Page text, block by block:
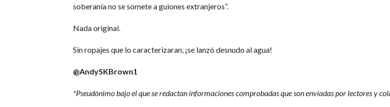
soberanía no se somete a guiones extranjeros”.
Nada original.
Sin ropajes que lo caracterizaran, ¡se lanzó desnudo al agua!
@AndySKBrown1
*Pseudónimo bajo el que se redactan informaciones comprobadas que son enviadas por lectores y